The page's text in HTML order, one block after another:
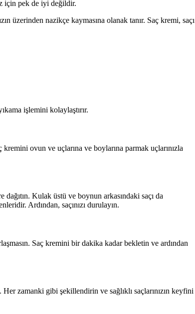
için pek de iyi değildir.
üzerinden nazikçe kaymasına olanak tanır. Saç kremi, saçı
işlemini kolaylaştırır.
kremini ovun ve uçlarına ve boylarına parmak uçlarınızla
Kulak üstü ve boynun arkasındaki saçı da
Ardından, saçınızı durulayın.
Saç kremini bir dakika kadar bekletin ve ardından
zamanki gibi şekillendirin ve sağlıklı saçlarınızın keyfini